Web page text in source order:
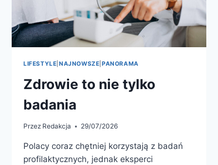
LIFESTYLE NAJNOWSZE PANORAMA
Zdrowie to nie tylko
badania
Przez Redakcja 29/07/2026
Polacy coraz chętniej korzystają z badań
profilaktycznych, jednak eksperci